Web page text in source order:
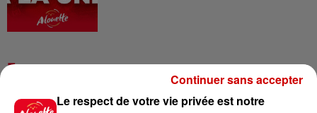
Jeux
Gagnez vos places pour le
Le respect de votre vie privée est notre
Continuer sans accepter